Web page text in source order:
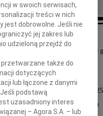
potem nagle zniknął i uporczywie
Wisława Szymborska
że dnia 8 lipca
ukochana Żona, Mama i Babcia
w swoich serwisach,
treści w nich
jest dobrowolne. Jeśli nie
jej zakres lub
udzieloną przejdź do
także do
dotyczących
lub łączone z danymi
podstawą
uzasadniony interes
– Agora S.A. – lub